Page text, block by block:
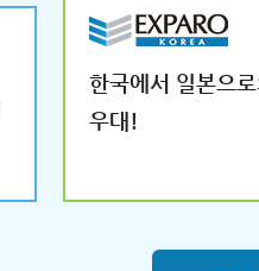
한국에서 일본으
우대!